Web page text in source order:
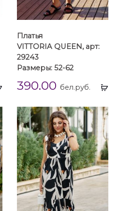
Выбрать
Платья
VITTORIA QUEEN, арт:
29243
Размеры: 52-62
390.00 бел.руб.